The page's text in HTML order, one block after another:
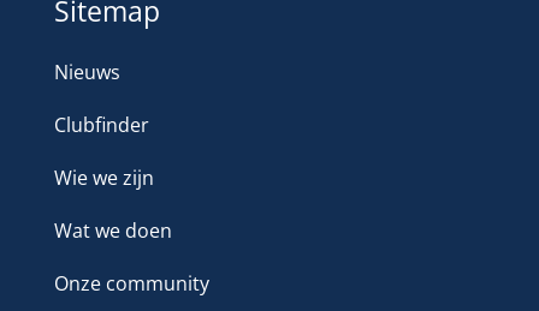
Sitemap
Nieuws
Clubfinder
Wie we zijn
Wat we doen
Onze community